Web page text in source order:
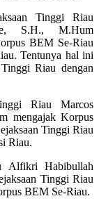
Tinggi Riau
S.H., M.Hum
BEM Se-Riau
Tentunya hal ini
Riau dengan
Riau Marcos
mengajak Korpus
Tinggi Riau
Riau.
Alfikri Habibullah
Tinggi Riau
BEM Se-Riau.